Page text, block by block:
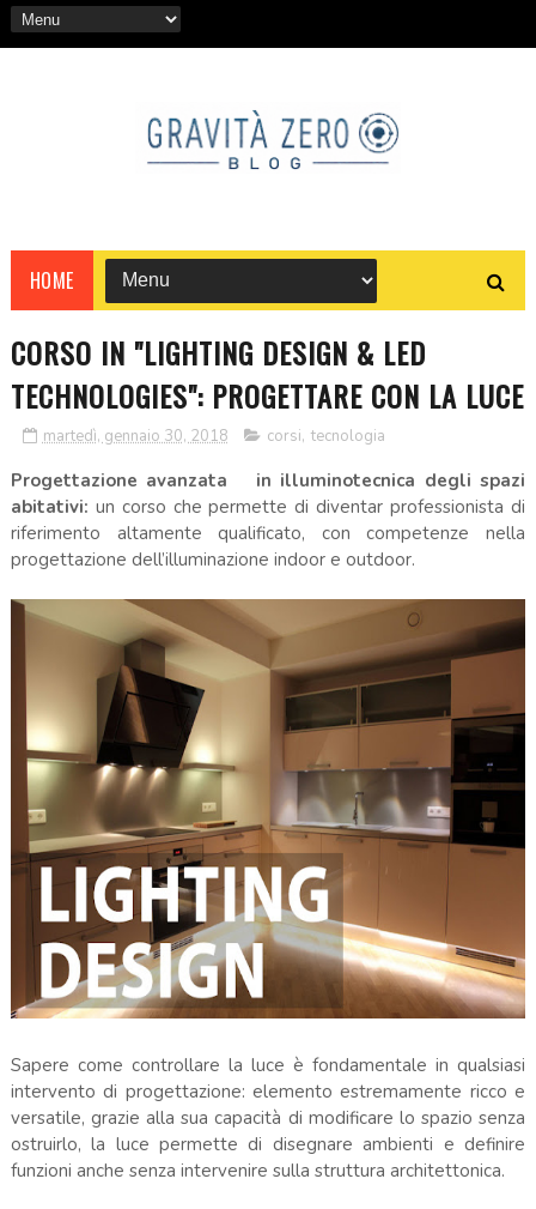
HOME
CORSO IN "LIGHTING DESIGN & LED
TECHNOLOGIES": PROGETTARE CON LA LUCE
martedì, gennaio 30, 2018 corsi, tecnologia
Progettazione avanzata in illuminotecnica degli spazi
abitativi: un corso che permette di diventar professionista di
riferimento altamente qualificato, con competenze nella
progettazione dell’illuminazione indoor e outdoor.
Sapere come controllare la luce è fondamentale in qualsiasi
intervento di progettazione: elemento estremamente ricco e
versatile, grazie alla sua capacità di modificare lo spazio senza
ostruirlo, la luce permette di disegnare ambienti e definire
funzioni anche senza intervenire sulla struttura architettonica.